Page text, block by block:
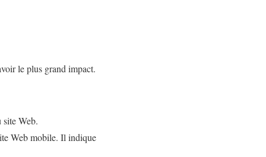
le plus grand impact.
site Web.
Web mobile. Il indique